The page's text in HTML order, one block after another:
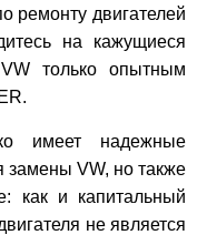
ремонту двигателей
на кажущиеся
только опытным
имеет надежные
замены VW, но также
как и капитальный
не является